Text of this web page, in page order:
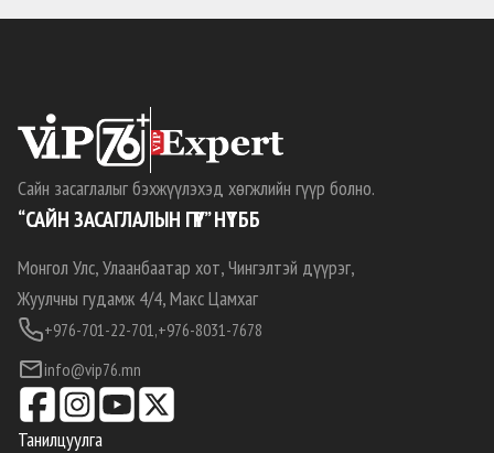
Сайн засаглалыг бэхжүүлэхэд хөгжлийн гүүр болно.
“САЙН ЗАСАГЛАЛЫН ГҮҮР” НҮТББ
Монгол Улс, Улаанбаатар хот, Чингэлтэй дүүрэг,
Жуулчны гудамж 4/4, Макс Цамхаг
+976-701-22-701,+976-8031-7678
info@vip76.mn
Танилцуулга